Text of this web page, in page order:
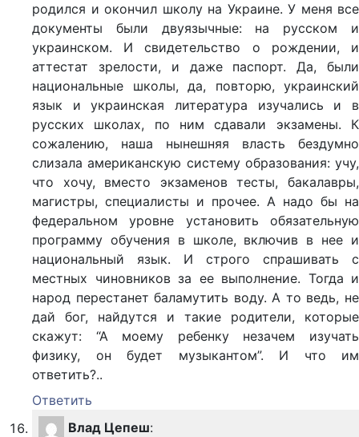
родился и окончил школу на Украине. У меня все
документы были двуязычные: на русском и
украинском. И свидетельство о рождении, и
аттестат зрелости, и даже паспорт. Да, были
национальные школы, да, повторю, украинский
язык и украинская литература изучались и в
русских школах, по ним сдавали экзамены. К
сожалению, наша нынешняя власть бездумно
слизала американскую систему образования: учу,
что хочу, вместо экзаменов тесты, бакалавры,
магистры, специалисты и прочее. А надо бы на
федеральном уровне установить обязательную
программу обучения в школе, включив в нее и
национальный язык. И строго спрашивать с
местных чиновников за ее выполнение. Тогда и
народ перестанет баламутить воду. А то ведь, не
дай бог, найдутся и такие родители, которые
скажут: “А моему ребенку незачем изучать
физику, он будет музыкантом”. И что им
ответить?..
Ответить
Влад Цепеш: